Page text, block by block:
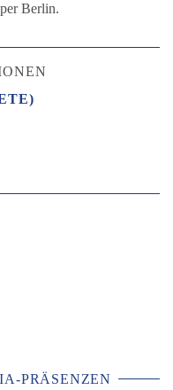
Berlin.
PRÄSENZEN